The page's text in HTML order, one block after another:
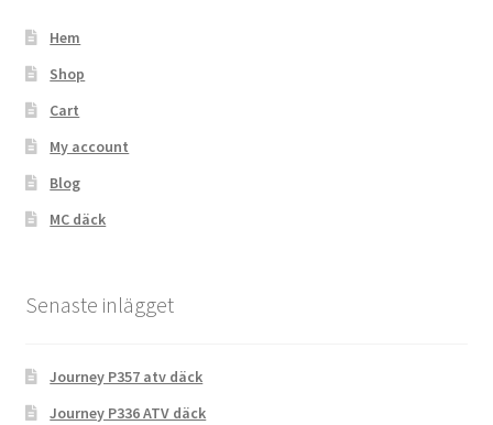
Hem
Shop
Cart
My account
Blog
MC däck
Senaste inlägget
Journey P357 atv däck
Journey P336 ATV däck